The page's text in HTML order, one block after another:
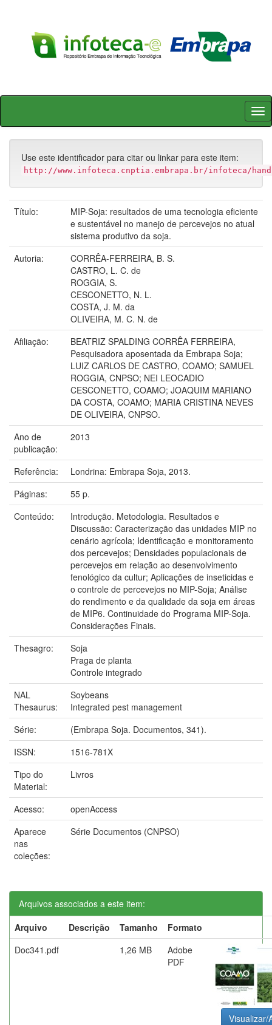
Skip
Use este identificador para citar ou linkar para este item:
http://www.infoteca.cnptia.embrapa.br/infoteca/
Título:
MIP-Soja: resultados de uma tecnologia eficiente
e sustentável no manejo de percevejos no atual
sistema produtivo da soja.
Autoria:
CORRÊA-FERREIRA, B. S.
CASTRO, L. C. de
ROGGIA, S.
CESCONETTO, N. L.
COSTA, J. M. da
OLIVEIRA, M. C. N. de
Afiliação:
BEATRIZ SPALDING CORRÊA FERREIRA,
Pesquisadora aposentada da Embrapa Soja;
LUIZ CARLOS DE CASTRO, COAMO; SAMUEL
ROGGIA, CNPSO; NEI LEOCADIO
CESCONETTO, COAMO; JOAQUIM MARIANO
DA COSTA, COAMO; MARIA CRISTINA NEVES
DE OLIVEIRA, CNPSO.
Ano de
publicação:
2013
Referência:
Londrina: Embrapa Soja, 2013.
Páginas:
55 p.
Conteúdo:
Introdução. Metodologia. Resultados e
Discussão: Caracterização das unidades MIP no
cenário agrícola; Identificação e monitoramento
dos percevejos; Densidades populacionais de
percevejos em relação ao desenvolvimento
fenológico da cultur; Aplicações de inseticidas e
o controle de percevejos no MIP-Soja; Análise
do rendimento e da qualidade da soja em áreas
de MIP6. Continuidade do Programa MIP-Soja.
Considerações Finais.
Thesagro:
Soja
Praga de planta
Controle integrado
NAL
Thesaurus:
Soybeans
Integrated pest management
Série:
(Embrapa Soja. Documentos, 341).
ISSN:
1516-781X
Tipo do
Material:
Livros
Acesso:
openAccess
Aparece
nas
coleções:
Série Documentos (CNPSO)
Arquivos associados a este item:
Arquivo
Descrição Tamanho
Formato
Doc341.pdf
1,26 MB
Adobe
PDF
Visualizar/